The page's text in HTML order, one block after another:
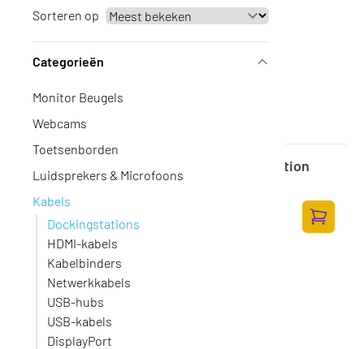
Sorteren op
Categorieën
Monitor Beugels
Webcams
Toetsenborden
Luidsprekers & Microfoons
Kabels
Dockingstations
HDMI-kabels
Kabelbinders
Netwerkkabels
USB-hubs
USB-kabels
DisplayPort
DELL Mobile Adapter DA310 Dockingstation
Op voorraad · DELL-DA310
91,-
75,21 excl. BTW